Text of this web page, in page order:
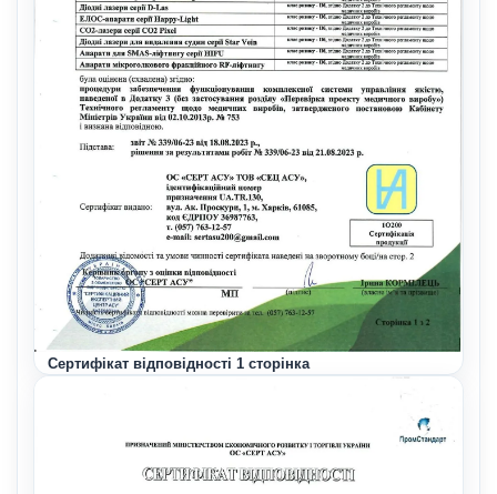
Сертифікат відповідності 1 сторінка